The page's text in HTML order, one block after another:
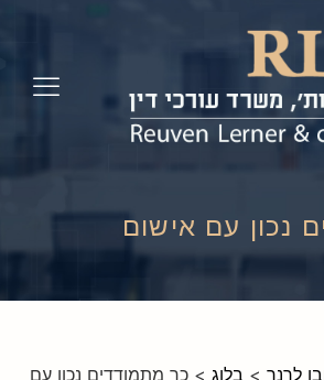
נכון עם אישום
לרנר > בלוג > כך מתמודדים נכון עם